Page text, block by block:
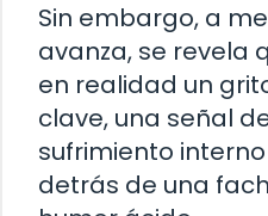
Sin embargo, a
avanza, se revela
en realidad un
clave, una señal
sufrimiento
detrás de una